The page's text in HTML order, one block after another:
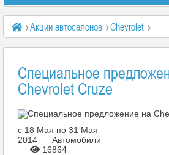
Акции автосалонов Chevrolet
Специальное предложение на Chevrolet
Специальное
Chevrolet Cruze
c 18 Мая по 31 Мая
2014
Автомобили
16864